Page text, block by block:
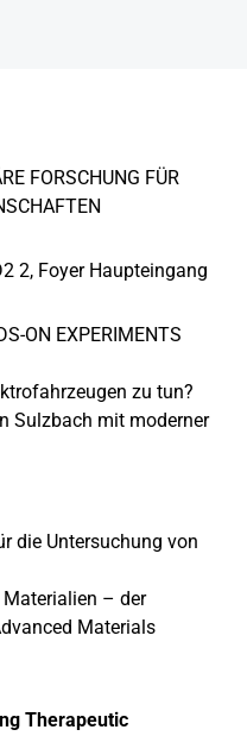
FORSCHUNG FÜR
2, Foyer Haupteingang
ON EXPERIMENTS
zu tun?
Sulzbach mit moderner
die Untersuchung von
Materialien – der
Materials
Therapeutic